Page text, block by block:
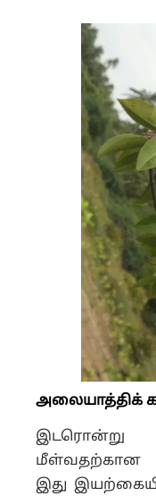
அலையாத்திக்
இடரொன்று
மீள்வதற்கான
இது